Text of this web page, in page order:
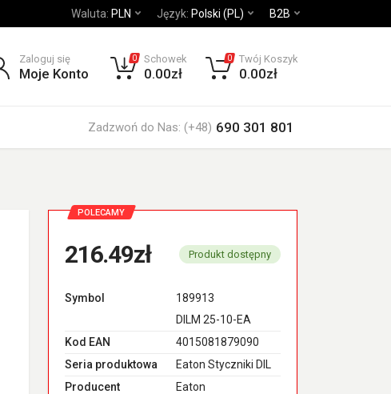
Waluta: PLN Język: Polski (PL) B2B
Zadzwoń do Nas: (+48) 690 301 801
Zaloguj się
Moje Konto
0 Schowek
0.00zł
0 Twój Koszyk
0.00zł
POLECAMY
216.49zł Produkt dostępny
Symbol
189913
DILM 25-10-EA
Kod EAN
4015081879090
Seria produktowa
Eaton Styczniki DIL
Producent
Eaton